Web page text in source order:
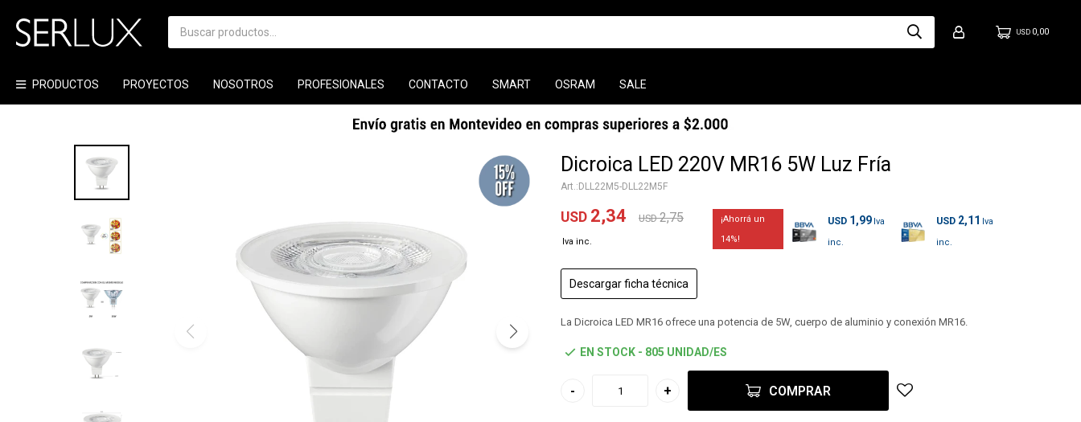
PRODUCTOS PROYECTOS NOSOTROS PROFESIONALES CONTACTO SMART OSRAM SALE
USD 0,00
Dicroica LED 220V MR16 5W Luz Fría
DLL22M5-DLL22M5F
USD 2,34 USD 2,75
14
USD 1,99 USD 2,11
Descargar ficha técnica
La Dicroica LED MR16 ofrece una potencia de 5W, cuerpo de aluminio y conexión MR16.
EN STOCK - 805 UNIDAD/ES
- + COMPRAR